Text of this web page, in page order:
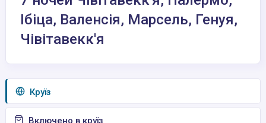
Ібіца, Валенсія, Марсель, Генуя,
Чівітавекк'я
Круїз
Включено в круїз